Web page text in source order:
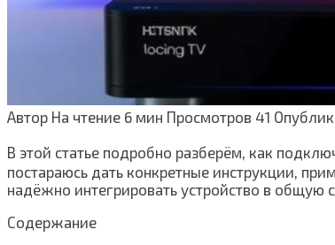
Автор На чтение 6 мин Просмотров 41
В этой статье подробно разберём, как
постараюсь дать конкретные инструкции,
надёжно интегрировать устройство в общую
Содержание